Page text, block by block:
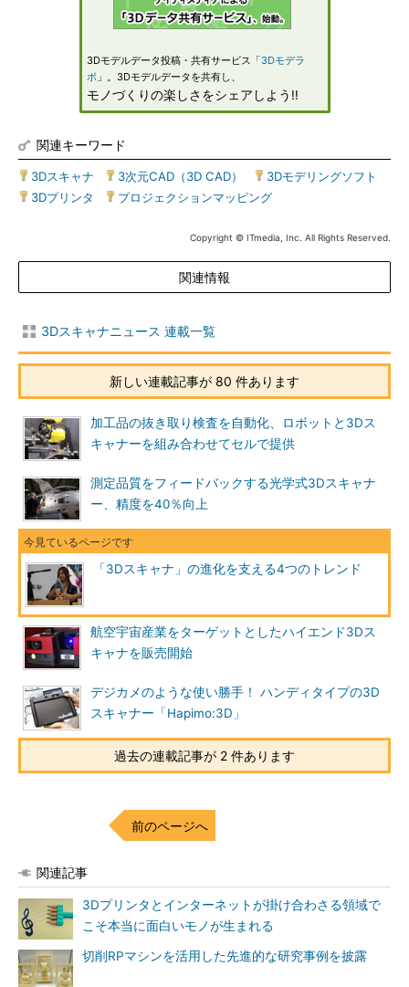
3Dモデルデータ投稿・共有サービス「3Dモデラ
ボ」。3Dモデルデータを共有し、
モノづくりの楽しさをシェアしよう!!
関連キーワード
3Dスキャナ 3次元CAD（3D CAD） 3Dモデリングソフト
3Dプリンタ
プロジェクションマッピング
Copyright © ITmedia, Inc. All Rights Reserved.
関連情報
3Dスキャナニュース 連載一覧
新しい連載記事が 80 件あります
加工品の抜き取り検査を自動化、ロボットと3Dス
キャナーを組み合わせてセルで提供
測定品質をフィードバックする光学式3Dスキャナ
ー、精度を40％向上
「3Dスキャナ」の進化を支える4つのトレンド
航空宇宙産業をターゲットとしたハイエンド3Dス
キャナを販売開始
デジカメのような使い勝手！ ハンディタイプの3D
スキャナー「Hapimo:3D」
過去の連載記事が 2 件あります
前のページへ
関連記事
3Dプリンタとインターネットが掛け合わさる領域で
こそ本当に面白いモノが生まれる
切削RPマシンを活用した先進的な研究事例を披露